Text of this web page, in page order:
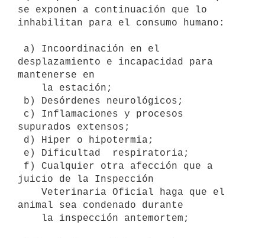
se exponen a continuación que lo
inhabilitan para el consumo humano:
desplazamiento e incapacidad para
mantenerse en
supurados extensos;
juicio de la Inspección
animal sea condenado durante